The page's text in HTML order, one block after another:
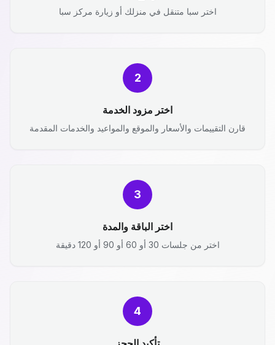
اختر سبا متنقل في منزلك أو زيارة مركز سبا
2
اختر مزود الخدمة
قارن التقييمات والأسعار والموقع والمواعيد والخدمات المقدمة
3
اختر الباقة والمدة
اختر من جلسات 30 أو 60 أو 90 أو 120 دقيقة
4